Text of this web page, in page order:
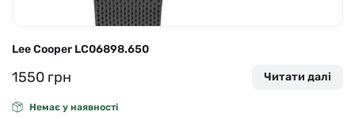
Lee Cooper LC06898.650
1550 грн Читати далі
Немає у наявності